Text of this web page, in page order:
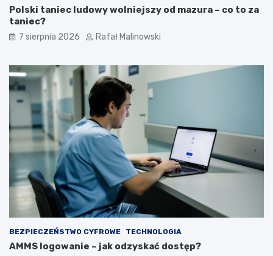
Polski taniec ludowy wolniejszy od mazura – co to za
taniec?
7 sierpnia 2026 Rafał Malinowski
BEZPIECZEŃSTWO CYFROWE TECHNOLOGIA
AMMS logowanie – jak odzyskać dostęp?